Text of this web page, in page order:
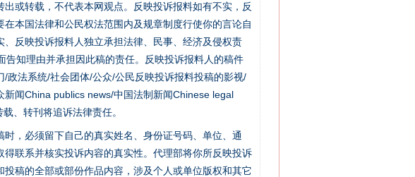
或转载，不代表本网观点。反映投诉报料如有不实，反
本国法律和公民权法范围内及规章制度行使你的言论自
反映投诉报料人独立承担法律、民事、经济及侵权责
知理由并承担因此稿的责任。反映投诉报料人的稿件
政法系统/社会团体/公众/公民反映投诉报料投稿的影视/
闻China publics news/中国法制新闻Chinese legal
、转刊将追诉法律责任。
，必须留下自己的真实姓名、身份证号码、单位、通
联系并核实投诉内容的真实性。代理部将你所反映投诉
稿的全部或部份作品内容，涉及个人或单位版权和其它